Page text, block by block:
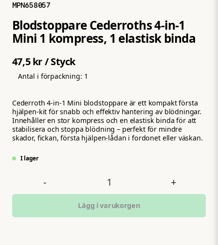
MPN658057
Blodstoppare Cederroths 4-in-1
Mini 1 kompress, 1 elastisk binda
47,5 kr/ Styck
Antal i förpackning: 1
Cederroth 4‑in‑1 Mini blodstoppare är ett kompakt första
hjälpen‑kit för snabb och effektiv hantering av blödningar.
Innehåller en stor kompress och en elastisk binda för att
stabilisera och stoppa blödning – perfekt för mindre
skador, fickan, första hjälpen‑lådan i fordonet eller väskan.
I lager
- +
Lägg i varukorgen